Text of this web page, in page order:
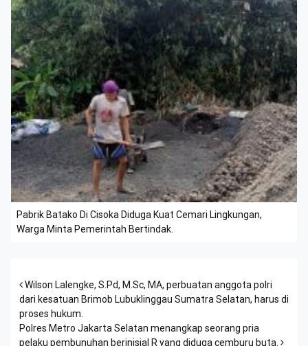
Pabrik Batako Di Cisoka Diduga Kuat Cemari Lingkungan,
Warga Minta Pemerintah Bertindak.
Post navigation
Wilson Lalengke, S.Pd, M.Sc, MA, perbuatan anggota polri
dari kesatuan Brimob Lubuklinggau Sumatra Selatan, harus di
proses hukum.
Polres Metro Jakarta Selatan menangkap seorang pria
pelaku pembunuhan berinisial R yang diduga cemburu buta.